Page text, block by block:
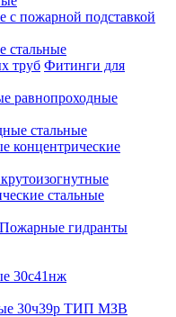
с пожарной подставкой
стальные
Фитинги для
равнопроходные
стальные
концентрические
стальные
Пожарные гидранты
30с41нж
30ч39р ТИП МЗВ